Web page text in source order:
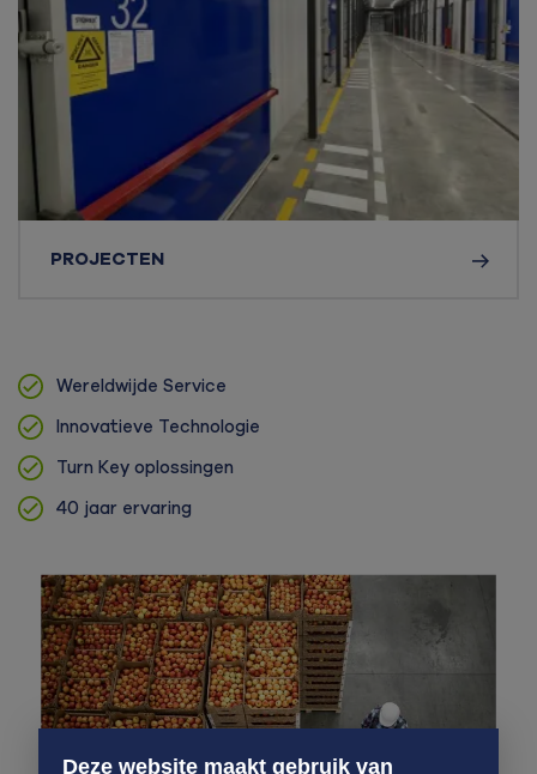
Deze website maakt gebruik van
PROJECTEN
Wereldwijde Service
Innovatieve Technologie
Turn Key oplossingen
40 jaar ervaring